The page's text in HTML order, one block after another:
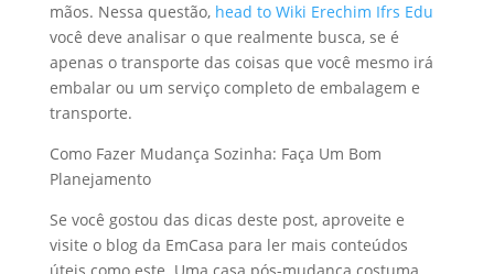
mãos. Nessa questão, head to Wiki Erechim Ifrs Edu
você deve analisar o que realmente busca, se é
apenas o transporte das coisas que você mesmo irá
embalar ou um serviço completo de embalagem e
transporte.
Como Fazer Mudança Sozinha: Faça Um Bom
Planejamento
Se você gostou das dicas deste post, aproveite e
visite o blog da EmCasa para ler mais conteúdos